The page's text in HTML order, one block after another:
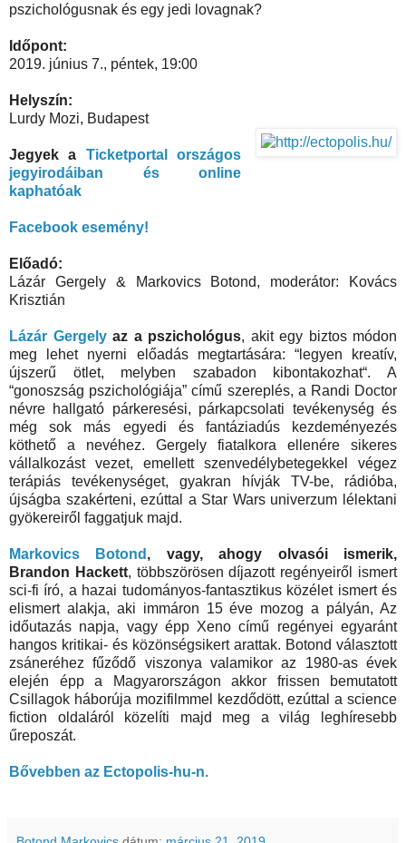
pszichológusnak és egy jedi lovagnak?
Időpont:
2019. június 7., péntek, 19:00
Helyszín:
Lurdy Mozi, Budapest
Jegyek a Ticketportal országos
jegyirodáiban és online
kaphatóak
Facebook esemény!
Előadó:
Lázár Gergely & Markovics Botond, moderátor: Kovács
Krisztián
Lázár Gergelyaz a pszichológus, akit egy biztos módon
meg lehet nyerni előadás megtartására: “legyen kreatív,
újszerű ötlet, melyben szabadon kibontakozhat“. A
“gonoszság pszichológiája” című szereplés, a Randi Doctor
névre hallgató párkeresési, párkapcsolati tevékenység és
még sok más egyedi és fantáziadús kezdeményezés
köthető a nevéhez. Gergely fiatalkora ellenére sikeres
vállalkozást vezet, emellett szenvedélybetegekkel végez
terápiás tevékenységet, gyakran hívják TV-be, rádióba,
újságba szakérteni, ezúttal a Star Wars univerzum lélektani
gyökereiről faggatjuk majd.
Markovics Botond , vagy, ahogy olvasói ismerik,
Brandon Hackett, többszörösen díjazott regényeiről ismert
sci-fi író, a hazai tudományos-fantasztikus közélet ismert és
elismert alakja, aki immáron 15 éve mozog a pályán, Az
időutazás napja, vagy épp Xeno című regényei egyaránt
hangos kritikai- és közönségsikert arattak. Botond választott
zsáneréhez fűződő viszonya valamikor az 1980-as évek
elején épp a Magyarországon akkor frissen bemutatott
Csillagok háborúja mozifilmmel kezdődött, ezúttal a science
fiction oldaláról közelíti majd meg a világ leghíresebb
űreposzát.
Bővebben az Ectopolis-hu-n.